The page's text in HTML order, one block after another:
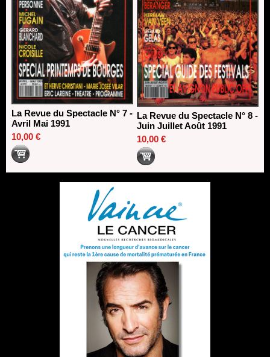
La Revue du Spectacle N° 7 -
Avril Mai 1991
10,00 €
La Revue du Spectacle N° 8 -
Juin Juillet Août 1991
10,00 €